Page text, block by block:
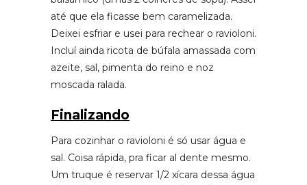
até que ela ficasse bem caramelizada.
Deixei esfriar e usei para rechear o ravioloni.
Incluí ainda ricota de búfala amassada com
azeite, sal, pimenta do reino e noz
moscada ralada.
Finalizando
Para cozinhar o ravioloni é só usar água e
sal. Coisa rápida, pra ficar al dente mesmo.
Um truque é reservar 1/2 xícara dessa água